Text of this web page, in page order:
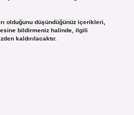
olduğunu düşündüğünüz içerikleri,
bildirmeniz halinde, ilgili
kaldırılacaktır.